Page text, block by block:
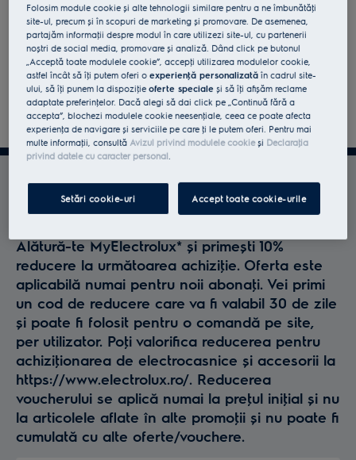
Profită la maxim de
Electrolux
Alătură-te MyElectrolux* și primești 10%
reducere la următoarea achiziţie. Oferta este
aplicabilă numai pentru noii abonaţi. Vei primi
un cod de reducere care va fi valabil 30 de zile
și poate fi folosit pentru o comandă pe site,
per utilizator. Poţi valorifica reducerea pentru
achiziţionarea de electrocasnice și accesorii la
https://www.electrolux.ro/. Reducerea
voucherului se aplică numai la preţul iniţial și nu
la articolele aflate în alte promoţii și nu poate fi
cumulată cu alte oferte/vouchere.
Folosim module cookie și alte tehnologii similare pentru a ne îmbunătăţi
site-ul, precum și în scopuri de marketing și promovare. De asemenea,
partajăm informaţii despre modul în care utilizezi site-ul, cu partenerii
noștri de social media, promovare și analiză. Dând click pe butonul
„Acceptă toate modulele cookie”, accepţi utilizarea modulelor cookie,
astfel încât să îţi putem oferi oexperienţă personalizată în cadrul site-
ului, să îţi punem la dispoziţieoferte speciale și să îţi afișăm reclame
adaptate preferinţelor. Dacă alegi să dai click pe „Continuă fără a
accepta”, blochezi modulele cookie neesenţiale, ceea ce poate afecta
experienţa de navigare și serviciile pe care ţi le putem oferi. Pentru mai
multe informaţii, consultă Avizul privind modulele cookieși Declaraţia
privind datele cu caracter personal.
Setări cookie-uri Accept toate cookie-urile